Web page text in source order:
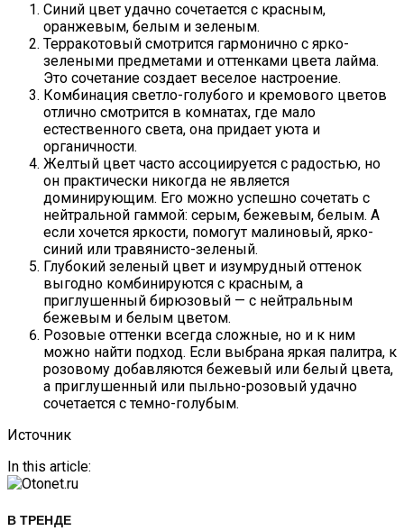
Синий цвет удачно сочетается с красным,
оранжевым, белым и зеленым.
Терракотовый смотрится гармонично с ярко-
зелеными предметами и оттенками цвета лайма.
Это сочетание создает веселое настроение.
Комбинация светло-голубого и кремового цветов
отлично смотрится в комнатах, где мало
естественного света, она придает уюта и
органичности.
Желтый цвет часто ассоциируется с радостью, но
он практически никогда не является
доминирующим. Его можно успешно сочетать с
нейтральной гаммой: серым, бежевым, белым. А
если хочется яркости, помогут малиновый, ярко-
синий или травянисто-зеленый.
Глубокий зеленый цвет и изумрудный оттенок
выгодно комбинируются с красным, а
приглушенный бирюзовый — с нейтральным
бежевым и белым цветом.
Розовые оттенки всегда сложные, но и к ним
можно найти подход. Если выбрана яркая палитра, к
розовому добавляются бежевый или белый цвета,
а приглушенный или пыльно-розовый удачно
сочетается с темно-голубым.
Источник
In this article:
В ТРЕНДЕ